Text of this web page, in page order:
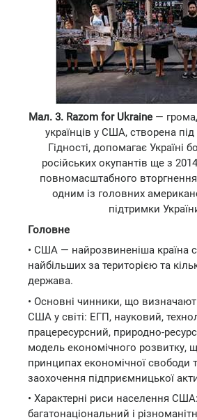
Мал. 3. Razom for Ukraine —
українців у США, створена
Гідності, допомагає Україні
російських окупантів ще з
повномасштабного
одним із головних
підтримки
Головне
• США — найрозвиненіша країна
найбільших за територією та
держава.
• Основні чинники, що
США у світі: ЕГП, науковий,
працересурсний, природно-
модель економічного розвитку,
принципах економічної свободи
заохочення підприємницької
• Характерні риси населення США:
багатонаціональний і